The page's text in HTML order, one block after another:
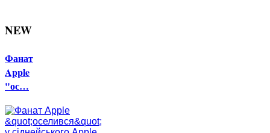
NEW
Фанат
Apple
"ос…